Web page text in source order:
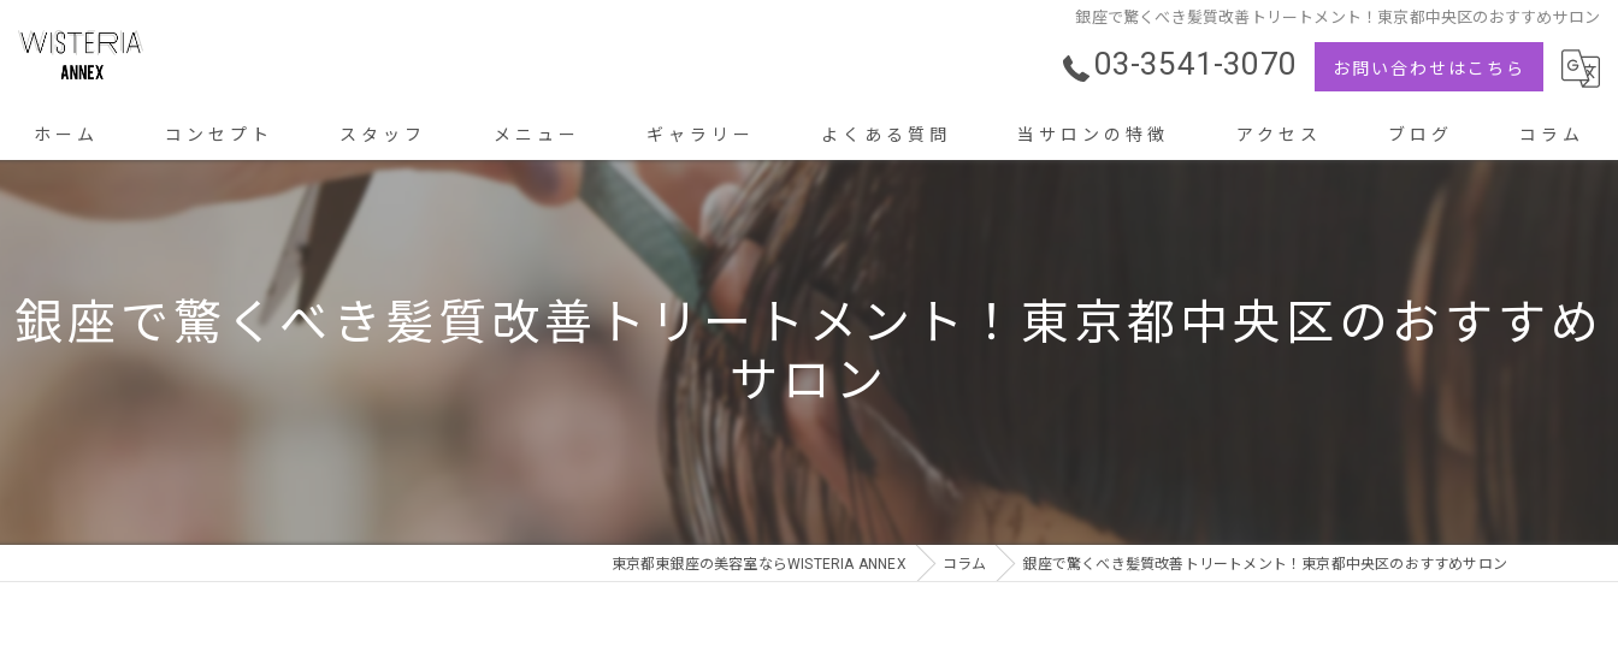
銀座で驚くべき髪質改善トリートメント！東京都中央区のおすすめサロン
03-3541-3070 お問い合わせはこちら
ホーム コンセプト スタッフ メニュー ギャラリー よくある質問 当サロンの特徴
トリートメント
アクセス ブログ コラム
銀座で驚くべき髪質改善トリートメント！東京都中央区のおすすめ
サロン
東京都東銀座の美容室ならWISTERIA ANNEX コラム 銀座で驚くべき髪質改善トリートメント！東京都中央区のおすすめサロン